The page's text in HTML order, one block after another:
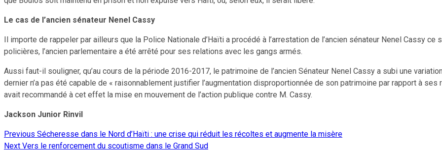
Le cas de l’ancien sénateur Nenel Cassy
Il importe de rappeler par ailleurs que la Police Nationale d’Haïti a procédé à l’arrestation de l’ancien sénateur Nenel Cassy
policières, l’ancien parlementaire a été arrêté pour ses relations avec les gangs armés.
Aussi faut-il souligner, qu’au cours de la période 2016-2017, le patrimoine de l’ancien Sénateur Nenel Cassy a subi une
dernier n’a pas été capable de « raisonnablement justifier l’augmentation disproportionnée de son patrimoine par rapport à ses
avait recommandé à cet effet la mise en mouvement de l’action publique contre M. Cassy.
Jackson Junior Rinvil
Continue
Previous Sécheresse dans le Nord d’Haïti : une crise qui réduit les récoltes et augmente la misère
Next Vers le renforcement du scoutisme dans le Grand Sud